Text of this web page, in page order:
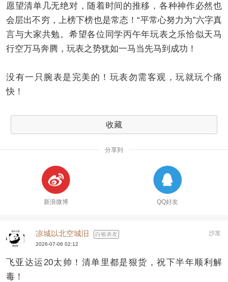
愿望清单几无绝对，随着时间的推移，各种神作必然也
会层出不穷，上榜下榜也是常态！“平常心努力为”六字真
言与大家共勉。希望各位同学丙午年玩表之乐恰似天马
行空万马奔腾，玩表之势犹如一马当先马到成功！
没有一只腕表是完美的！玩表勿需客观，玩就玩个痛
快！
收藏
分享到
新浪微博 QQ好友
凉城以北空城旧 白银表友 沙发
2026-07-06 02:12
飞亚达运20太帅！清单里都是狠货，祝下半年顺利解
毒！